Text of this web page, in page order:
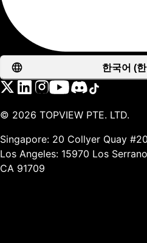
한국어 (
© 2026 TOPVIEW PTE. LTD.
Singapore: 20 Collyer Quay
Los Angeles: 15970 Los
CA 91709